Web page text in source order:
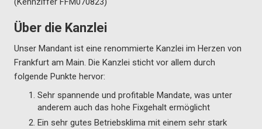
Über die Kanzlei
Unser Mandant ist eine renommierte Kanzlei im Herzen von
Frankfurt am Main. Die Kanzlei sticht vor allem durch
folgende Punkte hervor:
Sehr spannende und profitable Mandate, was unter
anderem auch das hohe Fixgehalt ermöglicht
Ein sehr gutes Betriebsklima mit einem sehr stark